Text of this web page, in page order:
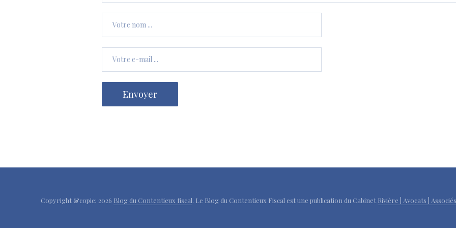
Copyright &copie; 2026 Blog du Contentieux fiscal. Le Blog du Contentieux Fiscal est une publication du Cabinet Rivière | Avocats | Associés